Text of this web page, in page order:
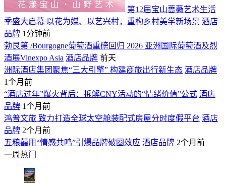
第12届宝山蔷薇艺术生活
季盛大启幕 以花为媒、以艺兴村，重构乡村美学新场景 酒店
品牌 1分钟前
勃艮第 /Bourgogne葡萄酒重磅回归 2026 亚洲国际葡萄酒及烈
酒展Vinexpo Asia 酒店品牌 前天
洲际酒店集团聚焦“三大引擎” 构建商旅出行新生态 酒店品牌
1个月前
“酒店过年”爆火背后：拆解CNY活动的“情绪价值”公式 酒店
品牌 1个月前
鸿普文旅 致力打造全球太空舱装配式房屋分时度假平台 酒店
品牌 2个月前
五粮囍用“情感共鸣”引爆品牌破圈效应 酒店品牌 2个月前
一周热门